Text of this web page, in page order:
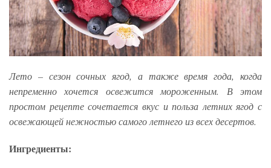
Лето – сезон сочных ягод, а также время года, когда
непременно хочется освежится мороженным. В этом
простом рецепте сочетается вкус и польза летних ягод с
освежающей нежностью самого летнего из всех десертов.
Ингредиенты: